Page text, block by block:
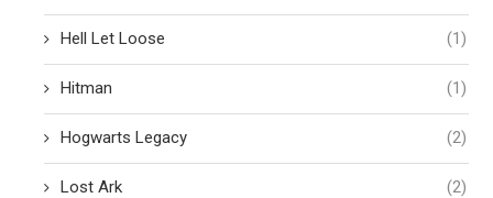
Hell Let Loose (1)
Hitman (1)
Hogwarts Legacy (2)
Lost Ark (2)